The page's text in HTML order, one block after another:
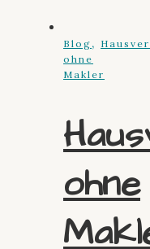
Blog ,
ohne
Makler
ohne